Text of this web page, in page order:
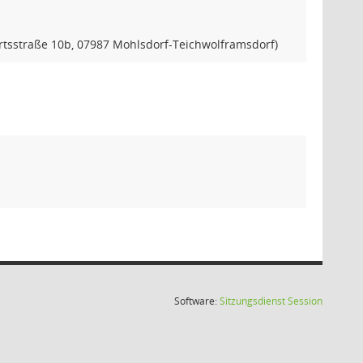
10b, 07987 Mohlsdorf-Teichwolframsdorf)
Software:SitzungsdienstSession(Wird in